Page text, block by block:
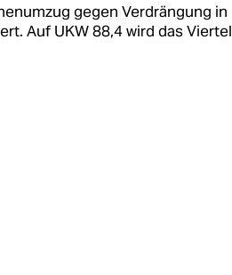
gegen Verdrängung in
Auf UKW 88,4 wird das Viertel